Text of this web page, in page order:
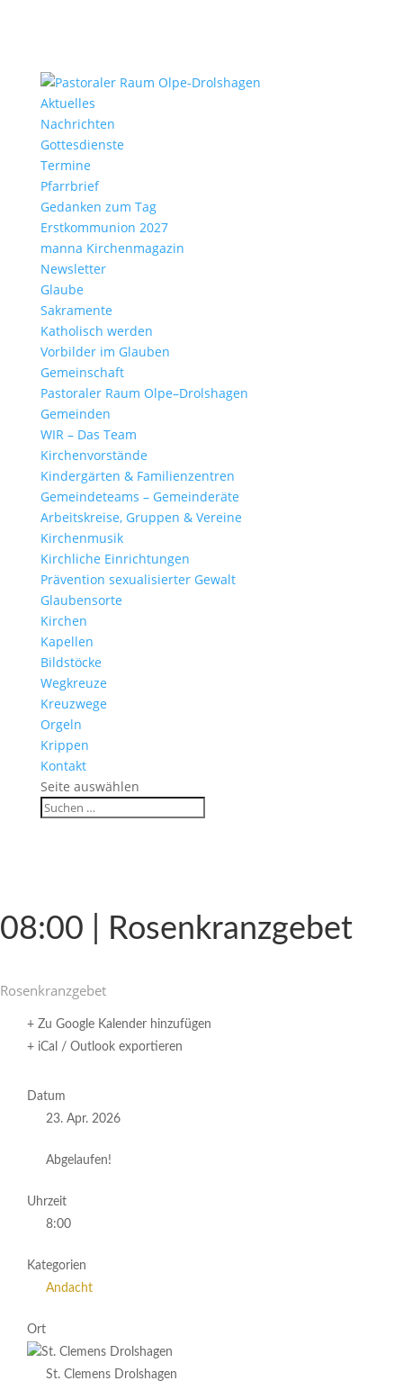
Aktu­elles
Nach­richten
Gottes­dienste
Termine
Pfarr­brief
Gedanken zum Tag
Erst­kom­mu­nion 2027
manna Kirchen­ma­gazin
News­letter
Glaube
Sakra­mente
Katho­lisch werden
Vorbilder im Glauben
Gemein­schaft
Pasto­raler Raum Olpe–Drolshagen
Gemeinden
WIR – Das Team
Kirchen­vor­stände
Kinder­gärten & Familienzentren
Gemein­de­teams – Gemeinderäte
Arbeits­kreise, Gruppen & Vereine
Kirchen­musik
Kirch­liche Einrichtungen
Präven­tion sexua­li­sierter Gewalt
Glau­ben­s­orte
Kirchen
Kapellen
Bild­stöcke
Wegkreuze
Kreuz­wege
Orgeln
Krippen
Kontakt
Seite auswählen
08:00 | Rosenkranzgebet
Rosen­kranz­gebet
+ Zu Google Kalender hinzufügen
+ iCal / Outlook exportieren
Datum
23. Apr. 2026
Abgelaufen!
Uhrzeit
8:00
Kategorien
Andacht
Ort
St. Clemens Drolshagen